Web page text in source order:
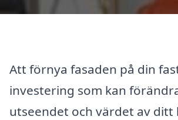
Att förnya fasaden på din
investering som kan
utseendet och värdet av ditt